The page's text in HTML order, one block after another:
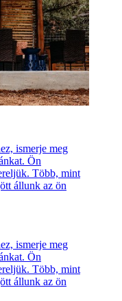
ismerje meg
Ön
Több, mint
állunk az ön
ismerje meg
Ön
Több, mint
állunk az ön